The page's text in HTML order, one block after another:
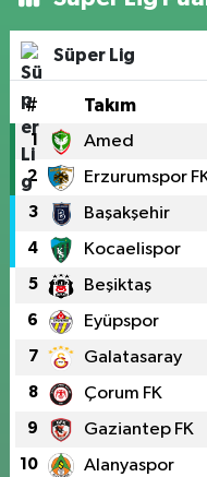
Süper Lig
# Takım
1 Amed
2 Erzurumspor
3 Başakşehir
4 Kocaelispor
5 Beşiktaş
6 Eyüpspor
7 Galatasaray
8 Çorum FK
9 Gaziantep FK
10 Alanyaspor